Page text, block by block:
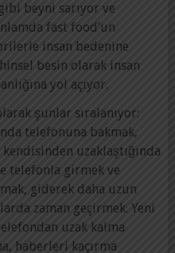
beyni sarıyor ve
fast food’un
insan bedenine
besin olarak insan
yol açıyor.
şunlar sıralanıyor:
telefonuna bakmak,
uzaklaştığında
telefonla girmek ve
giderek daha uzun
zaman geçirmek. Yeni
uzak kalma
haberleri kaçırma